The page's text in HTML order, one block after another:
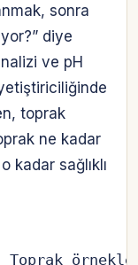
sonra
diye
ve pH
toprak
ne kadar
kadar sağlıklı
Toprak